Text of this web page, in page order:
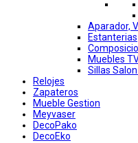
Aparador,
Estanterias
Muebles
Sillas
Relojes
Zapateros
Mueble Gestion
Meyvaser
DecoPako
DecoEko